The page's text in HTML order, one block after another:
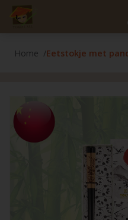
Home Eetstokje met